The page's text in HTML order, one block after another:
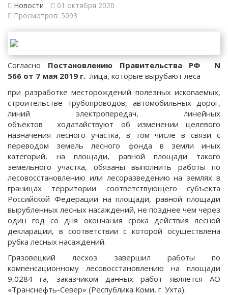
Новости
01 октября 2020
Просмотров: 5093
Согласно Постановлению Правительства РФ
N
566 от 7 мая 2019 г. лица, которые вырубают леса
при разработке месторождений полезных ископаемых,
строительстве трубопроводов, автомобильных дорог,
линий электропередач, линейных
объектов ходатайствуют об изменении целевого
назначения лесного участка, в том числе в связи с
переводом земель лесного фонда в земли иных
категорий, на площади, равной площади такого
земельного участка, обязаны выполнить работы по
лесовосстановлению или лесоразведению на землях в
границах территории соответствующего субъекта
Российской Федерации на площади, равной площади
вырубленных лесных насаждений, не позднее чем через
один год со дня окончания срока действия лесной
декларации, в соответствии с которой осуществлена
рубка лесных насаждений.
Грязовецкий лесхоз завершил работы по
компенсационному лесовосстановлению на площади
9,0284 га, заказчиком данных работ является АО
«Транснефть-Север» (Республика Коми, г. Ухта).